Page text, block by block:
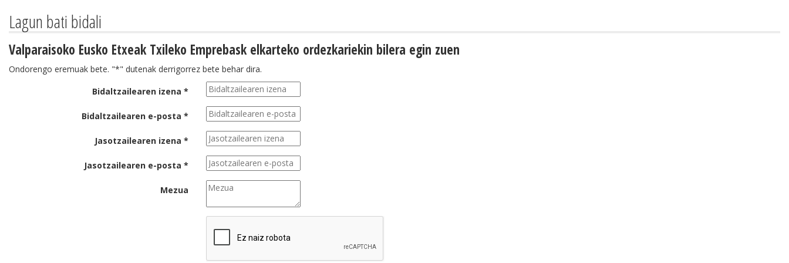
Lagun bati bidali
Valparaisoko Eusko Etxeak Txileko Emprebask elkarteko ordezkariekin bilera egin zuen
Ondorengo eremuak bete. "*" dutenak derrigorrez bete behar dira.
Bidaltzailearen izena *
Bidaltzailearen e-posta *
Jasotzailearen izena *
Jasotzailearen e-posta *
Mezua